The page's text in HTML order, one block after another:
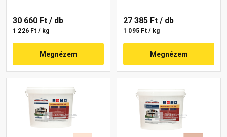
30 660 Ft / db
1 226 Ft / kg
Megnézem
27 385 Ft / db
1 095 Ft / kg
Megnézem